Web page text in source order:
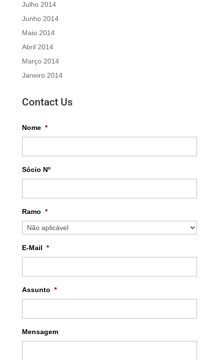
Julho 2014
Junho 2014
Maio 2014
Abril 2014
Março 2014
Janeiro 2014
Contact Us
Nome *
Sócio Nº
Ramo *
E-Mail *
Assunto *
Mensagem